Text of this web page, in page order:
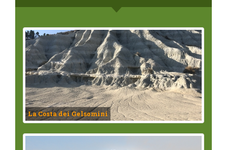
La Costa dei Gelsomini